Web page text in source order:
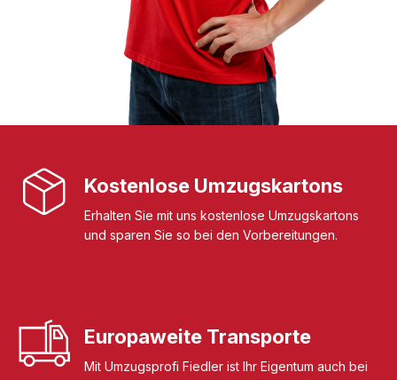
Kostenlose Umzugskartons
Erhalten Sie mit uns kostenlose Umzugskartons
und sparen Sie so bei den Vorbereitungen.
Europaweite Transporte
Mit Umzugsprofi Fiedler ist Ihr Eigentum auch bei